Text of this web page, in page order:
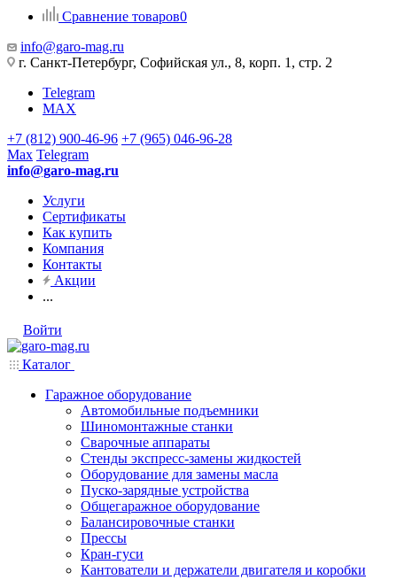
Сравнение товаров0
info@garo-mag.ru
г. Санкт-Петербург, Софийская ул., 8, корп. 1, стр. 2
Telegram
MAX
+7 (812) 900-46-96 +7 (965) 046-96-28
Max Telegram
info@garo-mag.ru
Услуги
Сертификаты
Как купить
Компания
Контакты
Акции
...
Войти
Каталог
Гаражное оборудование
Автомобильные подъемники
Шиномонтажные станки
Сварочные аппараты
Стенды экспресс-замены жидкостей
Оборудование для замены масла
Пуско-зарядные устройства
Общегаражное оборудование
Балансировочные станки
Прессы
Кран-гуси
Кантователи и держатели двигателя и коробки